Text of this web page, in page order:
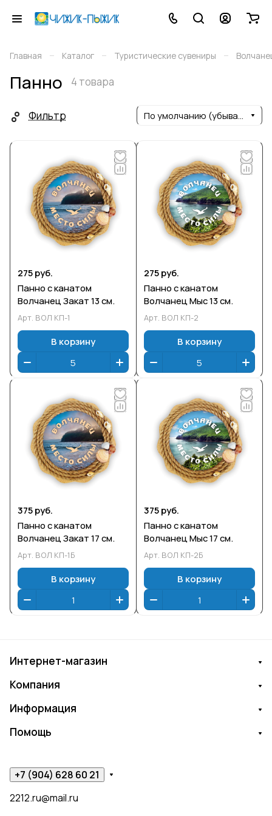
Главная – Каталог – Туристические сувениры –
Панно 4 товара
Фильтр По умолчанию (убывание)
275 руб.
Панно с канатом
Волчанец Закат 13 см.
Арт. ВОЛ КП-1
В корзину
275 руб.
Панно с канатом
Волчанец Мыс 13 см.
Арт. ВОЛ КП-2
В корзину
375 руб.
Панно с канатом
Волчанец Закат 17 см.
Арт. ВОЛ КП-1Б
В корзину
375 руб.
Панно с канатом
Волчанец Мыс 17 см.
Арт. ВОЛ КП-2Б
В корзину
Интернет-магазин
Компания
Информация
Помощь
+7 (904) 628 60 21
2212.ru@mail.ru